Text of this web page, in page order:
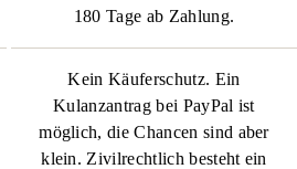
180 Tage ab Zahlung.
Kein Käuferschutz. Ein
Kulanzantrag bei PayPal ist
möglich, die Chancen sind aber
klein. Zivilrechtlich besteht ein